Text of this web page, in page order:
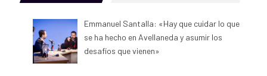
Emmanuel Santalla: «Hay que cuidar lo que
se ha hecho en Avellaneda y asumir los
desafíos que vienen»